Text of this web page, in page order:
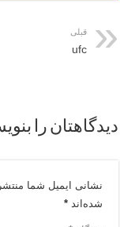
قبلی
ufc
دیدگاهتان را
نشانی ایمیل شما
شده‌اند*